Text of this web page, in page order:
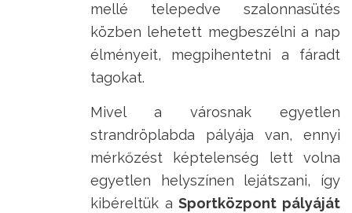
mellé telepedve szalonnasütés
közben lehetett megbeszélni a nap
élményeit, megpihentetni a fáradt
tagokat.
Mivel a városnak egyetlen
strandröplabda pályája van, ennyi
mérkőzést képtelenség lett volna
egyetlen helyszínen lejátszani, így
kibéreltük aSportközpont pályáját